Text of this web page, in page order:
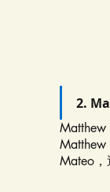
2.
Mateo，